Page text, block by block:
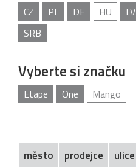
CZ PL DE HU LV
SRB
Vyberte si značku
Etape One Mango
město prodejce ulice